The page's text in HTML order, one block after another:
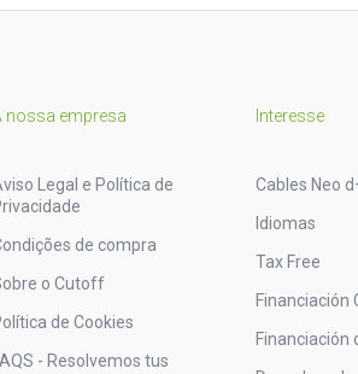
nossa empresa
Legal e Política de
de compra
o Cutoff
de Cookies
- Resolvemos tus
Interesse
Cables Neo
Idiomas
Tax Free
Financiación
Financiación